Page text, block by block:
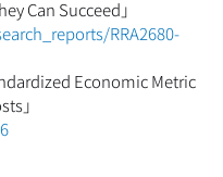
Can Succeed」
RRA2680-
Economic Metric
」